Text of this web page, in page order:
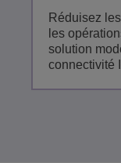
Réduisez
les
solution
connectivité